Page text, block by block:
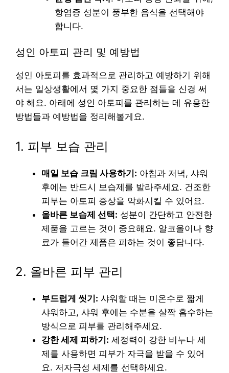
항염증 성분이 풍부한 음식을 선택해야
합니다.
성인 아토피 관리 및 예방법
성인 아토피를 효과적으로 관리하고 예방하기 위해
서는 일상생활에서 몇 가지 중요한 점들을 신경 써
야 해요. 아래에 성인 아토피를 관리하는 데 유용한
방법들과 예방법을 정리해볼게요.
1. 피부 보습 관리
매일 보습 크림 사용하기: 아침과 저녁, 샤워
후에는 반드시 보습제를 발라주세요. 건조한
피부는 아토피 증상을 악화시킬 수 있어요.
올바른 보습제 선택: 성분이 간단하고 안전한
제품을 고르는 것이 중요해요. 알코올이나 향
료가 들어간 제품은 피하는 것이 좋답니다.
2. 올바른 피부 관리
부드럽게 씻기: 샤워할 때는 미온수로 짧게
샤워하고, 샤워 후에는 수분을 살짝 흡수하는
방식으로 피부를 관리해주세요.
강한 세제 피하기: 세정력이 강한 비누나 세
제를 사용하면 피부가 자극을 받을 수 있어
요. 저자극성 세제를 선택하세요.